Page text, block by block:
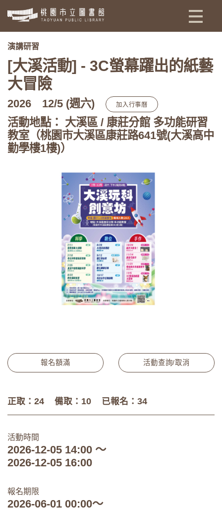
:::
:::
演講研習
[大溪活動] - 3C螢幕躍出的紙藝
大冒險
2026 12/5 (週六) 加入行事曆
活動地點： 大溪區 / 康莊分館 多功能研習
教室（桃園市大溪區康莊路641號(大溪高中
勤學樓1樓)）
報名額滿 活動查詢/取消
正取：24 備取：10 已報名：34
活動時間
2026-12-05 14:00 ～
2026-12-05 16:00
報名期限
2026-06-01 00:00～